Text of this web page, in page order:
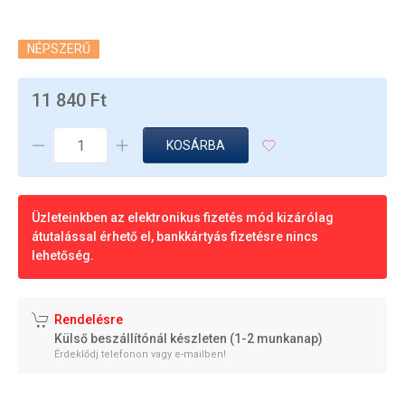
NÉPSZERŰ
11 840 Ft
KOSÁRBA
Üzleteinkben az elektronikus fizetés mód kizárólag
átutalással érhető el, bankkártyás fizetésre nincs
lehetőség.
Rendelésre
Külső beszállítónál készleten (1-2 munkanap)
Érdeklődj telefonon vagy e-mailben!